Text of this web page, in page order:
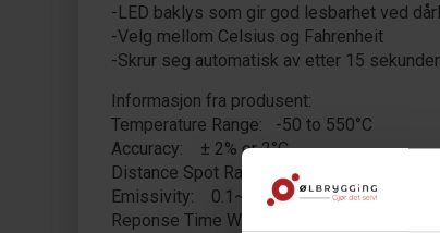
-LED baklys som gir god lesbarhet ved
-Velg mellom Celsius og Fahrenheit
-Skrur seg automatisk av etter 15
Informasjon fra produsent:
Temperature Range: -50 to 550°C
Accuracy: ± 2% or 2°C
Distance Spot Ratio: 12:1
Emissivity: 0.1~1.0(Adjustable)
Reponse Time Wavelength: 500ms & (8-